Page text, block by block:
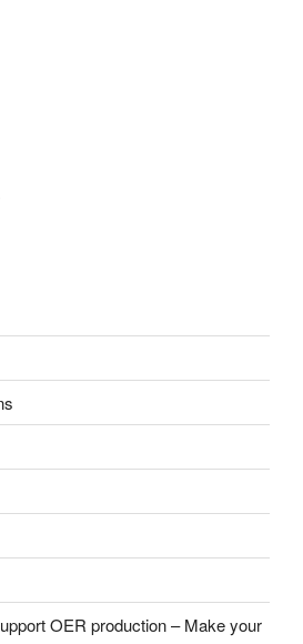
OER production – Make your